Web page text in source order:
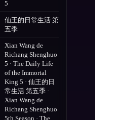
5
仙王的日常生活 第
五季
Xian Wang de
Richang Shenghuo
5 · The Daily Life
of the Immortal
King 5 · 仙王的日
常生活 第五季 ·
Xian Wang de
Richang Shenghuo
5th Season · The